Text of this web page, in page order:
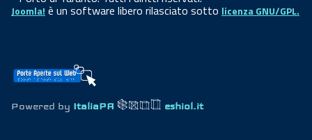
Joomla! è un software libero rilasciato sotto licenza GNU/GPL.
Powered by ItaliaPA eshiol.it